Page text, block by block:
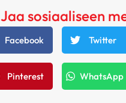
Jaa sosiaaliseen
Facebook Twitter
Pinterest WhatsApp